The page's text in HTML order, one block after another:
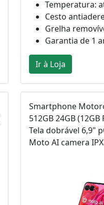
Temperatura:
Cesto
Grelha
Garantia de 1
Ir à Loja
Smartphone
512GB 24GB
Tela dobrável 6,9"
Moto AI camera